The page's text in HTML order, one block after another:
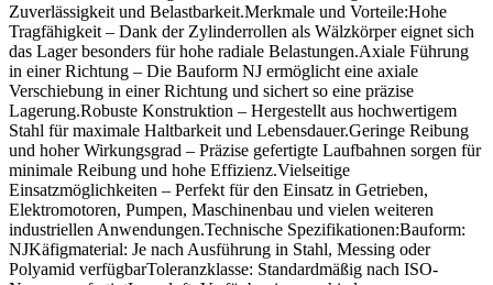
Zuverlässigkeit und Belastbarkeit.Merkmale und Vorteile:Hohe
Tragfähigkeit – Dank der Zylinderrollen als Wälzkörper eignet sich
das Lager besonders für hohe radiale Belastungen.Axiale Führung
in einer Richtung – Die Bauform NJ ermöglicht eine axiale
Verschiebung in einer Richtung und sichert so eine präzise
Lagerung.Robuste Konstruktion – Hergestellt aus hochwertigem
Stahl für maximale Haltbarkeit und Lebensdauer.Geringe Reibung
und hoher Wirkungsgrad – Präzise gefertigte Laufbahnen sorgen für
minimale Reibung und hohe Effizienz.Vielseitige
Einsatzmöglichkeiten – Perfekt für den Einsatz in Getrieben,
Elektromotoren, Pumpen, Maschinenbau und vielen weiteren
industriellen Anwendungen.Technische Spezifikationen:Bauform:
NJKäfigmaterial: Je nach Ausführung in Stahl, Messing oder
Polyamid verfügbarToleranzklasse: Standardmäßig nach ISO-